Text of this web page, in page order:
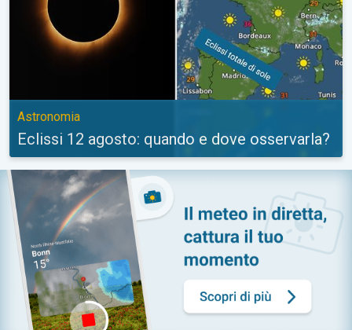
Astronomia
Eclissi 12 agosto: quando e dove osservarla?